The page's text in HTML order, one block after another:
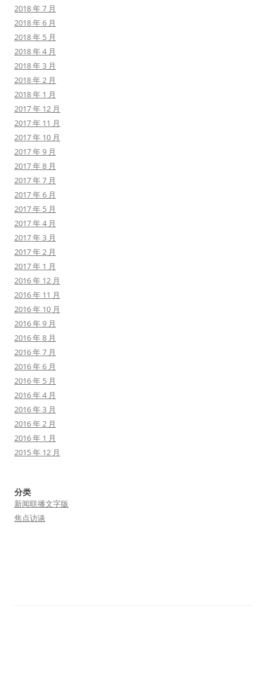
2018 年 7 月
2018 年 6 月
2018 年 5 月
2018 年 4 月
2018 年 3 月
2018 年 2 月
2018 年 1 月
2017 年 12 月
2017 年 11 月
2017 年 10 月
2017 年 9 月
2017 年 8 月
2017 年 7 月
2017 年 6 月
2017 年 5 月
2017 年 4 月
2017 年 3 月
2017 年 2 月
2017 年 1 月
2016 年 12 月
2016 年 11 月
2016 年 10 月
2016 年 9 月
2016 年 8 月
2016 年 7 月
2016 年 6 月
2016 年 5 月
2016 年 4 月
2016 年 3 月
2016 年 2 月
2016 年 1 月
2015 年 12 月
分类
新闻联播文字版
焦点访谈